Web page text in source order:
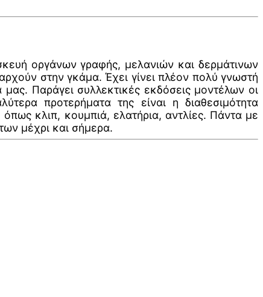
οργάνων γραφής, μελανιών και δερμάτινων
στην γκάμα. Έχει γίνει πλέον πολύ γνωστή
Παράγει συλλεκτικές εκδόσεις μοντέλων οι
προτερήματα της είναι η διαθεσιμότητα
κλιπ, κουμπιά, ελατήρια, αντλίες. Πάντα με
μέχρι και σήμερα.